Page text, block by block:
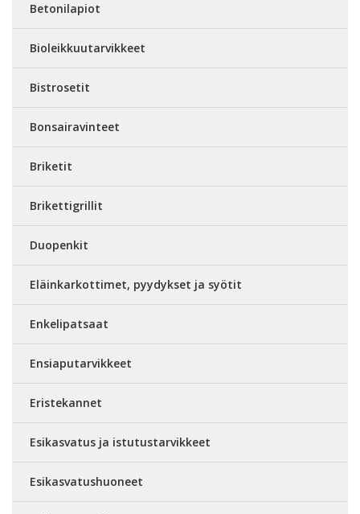
Betonilapiot
Bioleikkuutarvikkeet
Bistrosetit
Bonsairavinteet
Briketit
Brikettigrillit
Duopenkit
Eläinkarkottimet, pyydykset ja syötit
Enkelipatsaat
Ensiaputarvikkeet
Eristekannet
Esikasvatus ja istutustarvikkeet
Esikasvatushuoneet